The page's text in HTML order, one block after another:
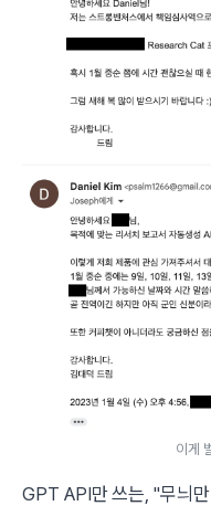
이게
GPT API만 쓰는, "무늬